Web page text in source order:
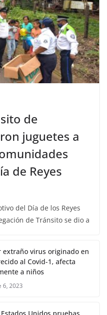
de
juguetes a
de Reyes
del Día de los Reyes
de Tránsito se dio a
extraño virus originado en
al Covid-1, afecta
a niños
6, 2023